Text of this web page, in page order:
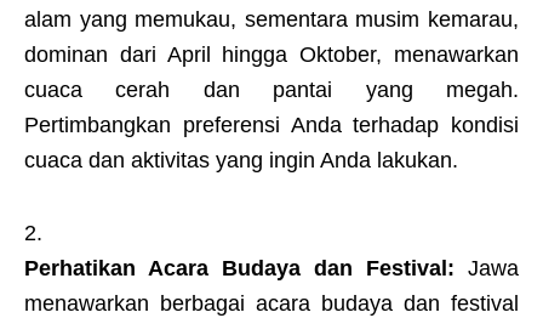
alam yang memukau, sementara musim kemarau,
dominan dari April hingga Oktober, menawarkan
cuaca cerah dan pantai yang megah.
Pertimbangkan preferensi Anda terhadap kondisi
cuaca dan aktivitas yang ingin Anda lakukan.
Perhatikan Acara Budaya dan Festival: Jawa
menawarkan berbagai acara budaya dan festival